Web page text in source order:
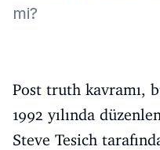
mi?
Post truth kavramı,
1992 yılında
Steve Tesich